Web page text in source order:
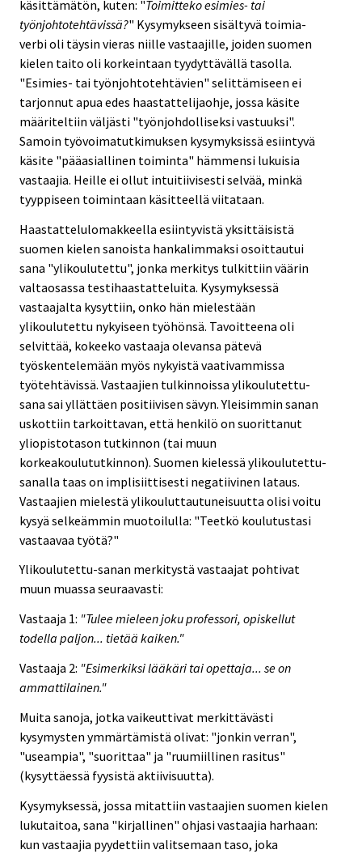
käsittämätön, kuten: "Toimitteko esimies- tai
työnjohtotehtävissä?" Kysymykseen sisältyvä toimia-
verbi oli täysin vieras niille vastaajille, joiden suomen
kielen taito oli korkeintaan tyydyttävällä tasolla.
"Esimies- tai työnjohtotehtävien" selittämiseen ei
tarjonnut apua edes haastattelijaohje, jossa käsite
määriteltiin väljästi "työnjohdolliseksi vastuuksi".
Samoin työvoimatutkimuksen kysymyksissä esiintyvä
käsite "pääasiallinen toiminta" hämmensi lukuisia
vastaajia. Heille ei ollut intuitiivisesti selvää, minkä
tyyppiseen toimintaan käsitteellä viitataan.
Haastattelulomakkeella esiintyvistä yksittäisistä
suomen kielen sanoista hankalimmaksi osoittautui
sana "ylikoulutettu", jonka merkitys tulkittiin väärin
valtaosassa testihaastatteluita. Kysymyksessä
vastaajalta kysyttiin, onko hän mielestään
ylikoulutettu nykyiseen työhönsä. Tavoitteena oli
selvittää, kokeeko vastaaja olevansa pätevä
työskentelemään myös nykyistä vaativammissa
työtehtävissä. Vastaajien tulkinnoissa ylikoulutettu-
sana sai yllättäen positiivisen sävyn. Yleisimmin sanan
uskottiin tarkoittavan, että henkilö on suorittanut
yliopistotason tutkinnon (tai muun
korkeakoulututkinnon). Suomen kielessä ylikoulutettu-
sanalla taas on implisiittisesti negatiivinen lataus.
Vastaajien mielestä ylikouluttautuneisuutta olisi voitu
kysyä selkeämmin muotoilulla: "Teetkö koulutustasi
vastaavaa työtä?"
Ylikoulutettu-sanan merkitystä vastaajat pohtivat
muun muassa seuraavasti:
Vastaaja 1: "Tulee mieleen joku professori, opiskellut
todella paljon... tietää kaiken."
Vastaaja 2: "Esimerkiksi lääkäri tai opettaja... se on
ammattilainen."
Muita sanoja, jotka vaikeuttivat merkittävästi
kysymysten ymmärtämistä olivat: "jonkin verran",
"useampia", "suorittaa" ja "ruumiillinen rasitus"
(kysyttäessä fyysistä aktiivisuutta).
Kysymyksessä, jossa mitattiin vastaajien suomen kielen
lukutaitoa, sana "kirjallinen" ohjasi vastaajia harhaan:
kun vastaajia pyydettiin valitsemaan taso, joka